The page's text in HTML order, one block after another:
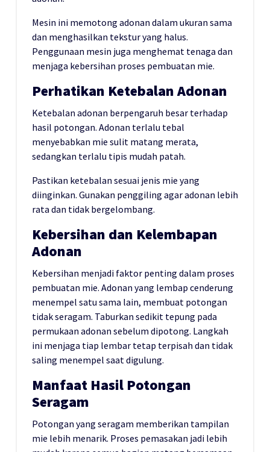
Mesin ini memotong adonan dalam ukuran sama
dan menghasilkan tekstur yang halus.
Penggunaan mesin juga menghemat tenaga dan
menjaga kebersihan proses pembuatan mie.
Perhatikan Ketebalan Adonan
Ketebalan adonan berpengaruh besar terhadap
hasil potongan. Adonan terlalu tebal
menyebabkan mie sulit matang merata,
sedangkan terlalu tipis mudah patah.
Pastikan ketebalan sesuai jenis mie yang
diinginkan. Gunakan penggiling agar adonan lebih
rata dan tidak bergelombang.
Kebersihan dan Kelembapan
Adonan
Kebersihan menjadi faktor penting dalam proses
pembuatan mie. Adonan yang lembap cenderung
menempel satu sama lain, membuat potongan
tidak seragam. Taburkan sedikit tepung pada
permukaan adonan sebelum dipotong. Langkah
ini menjaga tiap lembar tetap terpisah dan tidak
saling menempel saat digulung.
Manfaat Hasil Potongan
Seragam
Potongan yang seragam memberikan tampilan
mie lebih menarik. Proses pemasakan jadi lebih